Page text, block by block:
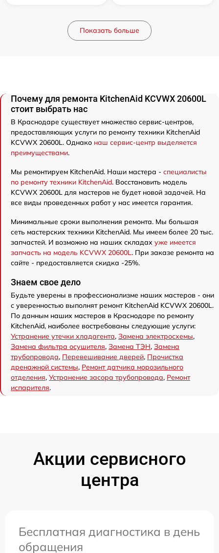
Показать больше
Почему для ремонта KitchenAid KCVWX 20600L
стоит выбрать нас
В Краснодаре существует множество сервис-центров,
предоставляющих услуги по ремонту техники KitchenAid
KCVWX 20600L. Однако наш сервис-центр выделяется
преимуществами.
Мы ремонтируем KitchenAid. Наши мастера - специалисты
по ремонту техники KitchenAid. Восстановить модель
KCVWX 20600L для мастеров не будет новой задачей. На
все виды проведенных работ у нас имеется гарантия.
Минимальные сроки выполнения ремонта. Мы большая
сеть мастерских техники KitchenAid. Мы имеем более 20 тыс.
запчастей. И возможно на наших складах уже имеется
запчасть на модель KCVWX 20600L. При заказе ремонта на
сайте - предоставляется скидка -25%.
Знаем свое дело
Будьте уверены в профессионализме наших мастеров - они
с уверенностью выполнят ремонт KitchenAid KCVWX 20600L.
По данным наших мастеров в Краснодаре по ремонту
KitchenAid, наиболее востребованы следующие услуги:
Устранение утечки хладагента, Замена электросхемы,
Замена фильтра осушителя, Замена ТЭН, Замена
трубопровода, Перевешивание дверей, Прочистка
дренажной системы, Ремонт датчика морозильного
отделения, Устранение засора трубопровода, Ремонт
испарителя.
Акции сервисного
центра
Бесплатная диагностика в день
обращения